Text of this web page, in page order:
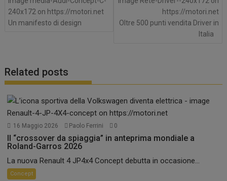
Un manifesto di design
Oltre 500 punti vendita Driver in
Italia
Related posts
16 Maggio 2026 Paolo Ferrini 0
Il “crossover da spiaggia” in anteprima mondiale a
Roland-Garros 2026
La nuova Renault 4 JP4x4 Concept debutta in occasione...
Concept